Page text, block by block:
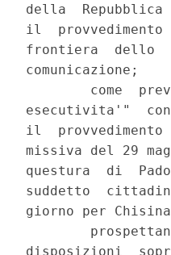
della
il
frontiera  dello
comunicazione;
come
esecutivita'"
il
missiva del 29
questura  di
suddetto
giorno per
disposizioni